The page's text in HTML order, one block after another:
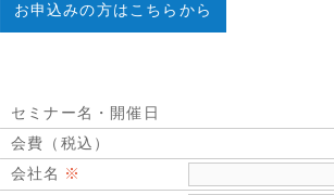
お申込みの方はこちらから
セミナー名・開催日
会費（税込）
会社名